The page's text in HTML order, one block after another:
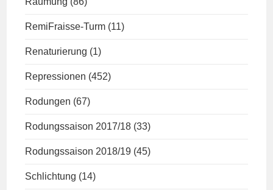
RemiFraisse-Turm (11)
Renaturierung (1)
Repressionen (452)
Rodungen (67)
Rodungssaison 2017/18 (33)
Rodungssaison 2018/19 (45)
Schlichtung (14)